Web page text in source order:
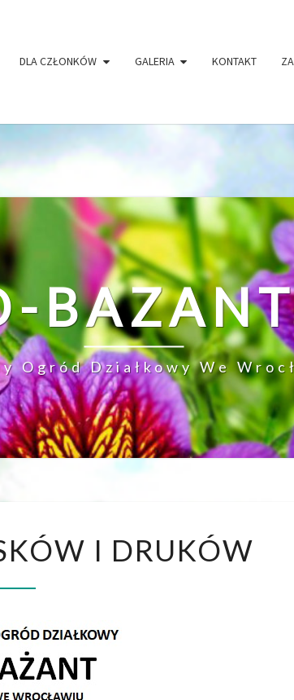
DLA CZŁONKÓW GALERIA KONTAKT
Ogród Działkowy We
I DRUKÓW